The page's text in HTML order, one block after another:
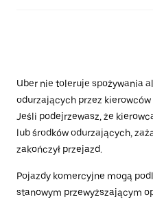
Uber nie toleruje spożywania
odurzających przez
Jeśli podejrzewasz, że
lub środków odurzających,
zakończył przejazd.
Pojazdy komercyjne mogą
stanowym przewyższającym